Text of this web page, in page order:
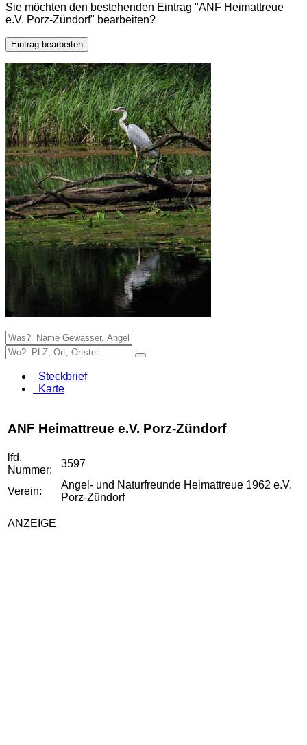
Sie möchten den bestehenden Eintrag "ANF Heimattreue
e.V. Porz-Zündorf" bearbeiten?
Eintrag bearbeiten
Steckbrief
Karte
ANF Heimattreue e.V. Porz-Zündorf
lfd.
Nummer:
3597
Verein:
Angel- und Naturfreunde Heimattreue 1962 e.V.
Porz-Zündorf
ANZEIGE